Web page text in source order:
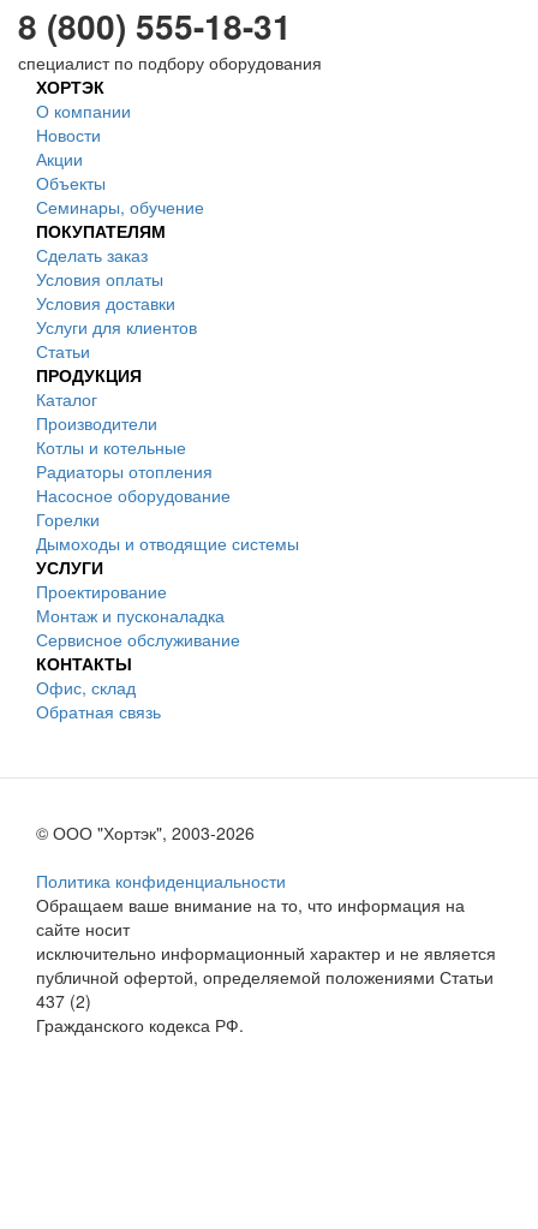
8 (800) 555-18-31
специалист по подбору оборудования
ХОРТЭК
О компании
Новости
Акции
Объекты
Семинары, обучение
ПОКУПАТЕЛЯМ
Сделать заказ
Условия оплаты
Условия доставки
Услуги для клиентов
Статьи
ПРОДУКЦИЯ
Каталог
Производители
Котлы и котельные
Радиаторы отопления
Насосное оборудование
Горелки
Дымоходы и отводящие системы
УСЛУГИ
Проектирование
Монтаж и пусконаладка
Сервисное обслуживание
КОНТАКТЫ
Офис, склад
Обратная связь
© ООО "Хортэк", 2003-2026
Политика конфиденциальности
Обращаем ваше внимание на то, что информация на
сайте носит
исключительно информационный характер и не является
публичной офертой, определяемой положениями Статьи
437 (2)
Гражданского кодекса РФ.